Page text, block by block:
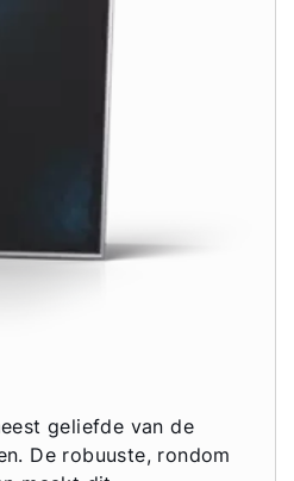
geliefde van de
De robuuste, rondom